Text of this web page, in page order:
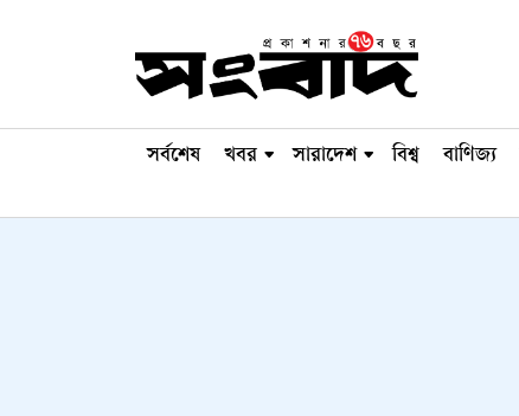
সর্বশেষ খবর সারাদেশ বিশ্ব বাণিজ্য